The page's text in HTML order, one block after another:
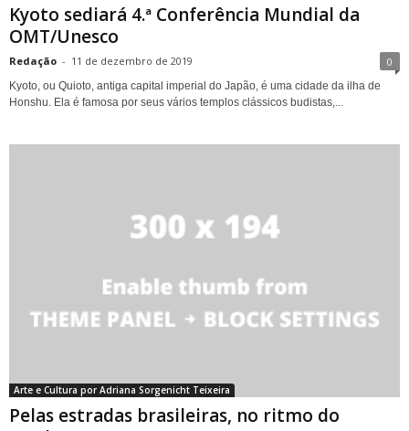
Kyoto sediará 4.ª Conferência Mundial da
OMT/Unesco
Redação - 11 de dezembro de 2019 0
Kyoto, ou Quioto, antiga capital imperial do Japão, é uma cidade da ilha de
Honshu. Ela é famosa por seus vários templos clássicos budistas,...
Arte e Cultura por Adriana Sorgenicht Teixeira
Pelas estradas brasileiras, no ritmo do